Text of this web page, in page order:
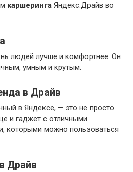
каршеринга Яндекс.Драйв во
людей лучше и комфортнее. Он
умным и крутым.
в Драйв
в Яндексе, — это не просто
и гаджет с отличными
которыми можно пользоваться
Драйв